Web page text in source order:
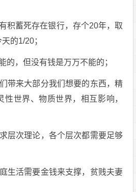
蓄死存在银行，存个20年，取
的1/20；
，但没有钱是万万不能的；
来大部分我们想要的东西，精
世界、物质世界，相互影响，
次理论，各个层次都需要足够
活需要金钱来支撑，贫贱夫妻